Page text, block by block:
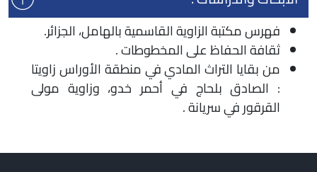
فهرس مكتبة الزاوية القاسمية بالهامل، الجزائر.
ثقافة الحفاظ على المخطوطات .
من بقايا التراث المادي في منطقة الأوراس زاويتا
: الصادق بلحاج في أحمر خدو، وزاوية مولى
القرقور في سريانة .